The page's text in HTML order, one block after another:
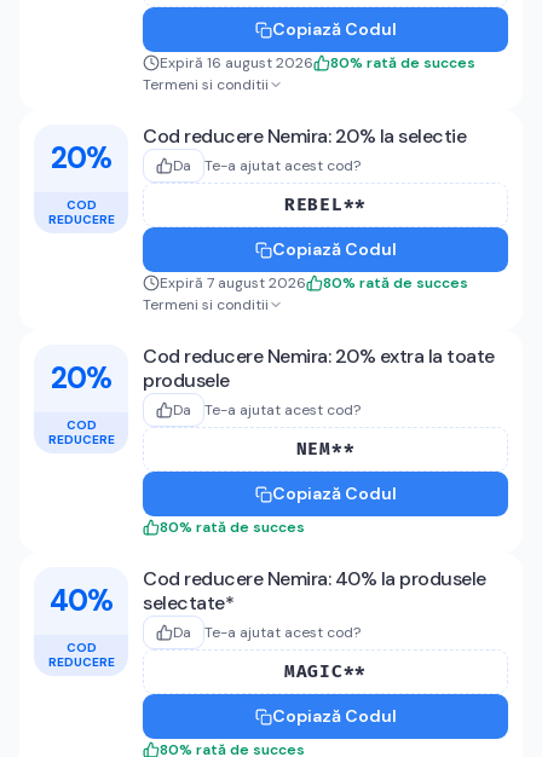
Copiază Codul
Expiră 16 august 2026 80% rată de succes
Termeni si conditii
20%
COD
REDUCERE
Cod reducere Nemira: 20% la selectie
Da Te-a ajutat acest cod?
REBEL**
Copiază Codul
Expiră 7 august 2026 80% rată de succes
Termeni si conditii
20%
COD
REDUCERE
Cod reducere Nemira: 20% extra la toate
produsele
Da Te-a ajutat acest cod?
NEM**
Copiază Codul
80% rată de succes
40%
COD
REDUCERE
Cod reducere Nemira: 40% la produsele
selectate*
Da Te-a ajutat acest cod?
MAGIC**
Copiază Codul
80% rată de succes